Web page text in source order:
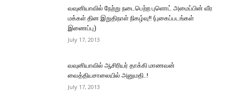
வவுனியாவில் நேற்று நடைபெற்ற புளொட் அமைப்பின் வீர
மக்கள் தின இறுதிநாள் நிகழ்வு!! (புகைப்படங்கள்
இணைப்பு)
July 17, 2013
வவுனியாவில் ஆசிரியர் தாக்கி மாணவன்
வைத்தியசாலையில் அனுமதி..!
July 17, 2013